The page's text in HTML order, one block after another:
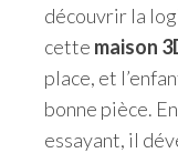
découvrir la
cette maison
place, et
bonne pièce.
essayant, il